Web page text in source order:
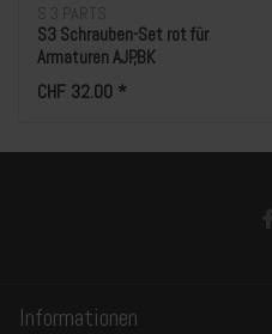
S 3 PARTS
S3 Schrauben-Set rot für
Armaturen AJP,BK
CHF 32.00 *
Informationen